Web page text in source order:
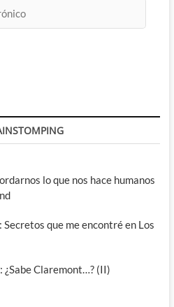
lo que nos hace humanos
que me encontré en Los
¿Sabe Claremont…? (II)